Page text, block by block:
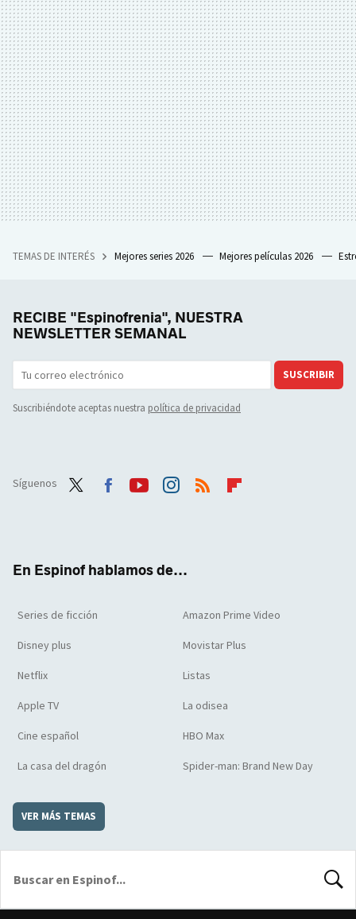
TEMAS DE INTERÉS Mejores series 2026 Mejores películas 2026
RECIBE "Espinofrenia", NUESTRA
NEWSLETTER SEMANAL
SUSCRIBIR
Suscribiéndote aceptas nuestra política de privacidad
Síguenos
En Espinof hablamos de...
Series de ficción Amazon Prime Video
Disney plus Movistar Plus
Netflix Listas
Apple TV La odisea
Cine español HBO Max
La casa del dragón Spider-man: Brand New Day
VER MÁS TEMAS